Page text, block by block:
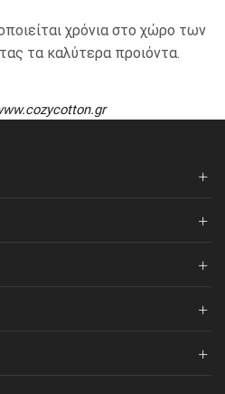
χρόνια στο χώρο των
τα καλύτερα προιόντα.